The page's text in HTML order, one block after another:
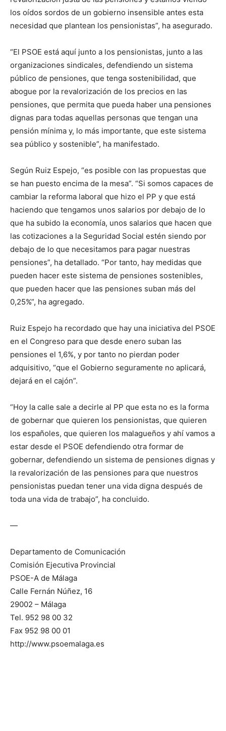
los oídos sordos de un gobierno insensible antes esta
necesidad que plantean los pensionistas”, ha asegurado.
“El PSOE está aquí junto a los pensionistas, junto a las
organizaciones sindicales, defendiendo un sistema
público de pensiones, que tenga sostenibilidad, que
abogue por la revalorización de los precios en las
pensiones, que permita que pueda haber una pensiones
dignas para todas aquellas personas que tengan una
pensión mínima y, lo más importante, que este sistema
sea público y sostenible”, ha manifestado.
Según Ruiz Espejo, “es posible con las propuestas que
se han puesto encima de la mesa”. “Si somos capaces de
cambiar la reforma laboral que hizo el PP y que está
haciendo que tengamos unos salarios por debajo de lo
que ha subido la economía, unos salarios que hacen que
las cotizaciones a la Seguridad Social estén siendo por
debajo de lo que necesitamos para pagar nuestras
pensiones”, ha detallado. “Por tanto, hay medidas que
pueden hacer este sistema de pensiones sostenibles,
que pueden hacer que las pensiones suban más del
0,25%”, ha agregado.
Ruiz Espejo ha recordado que hay una iniciativa del PSOE
en el Congreso para que desde enero suban las
pensiones el 1,6%, y por tanto no pierdan poder
adquisitivo, “que el Gobierno seguramente no aplicará,
dejará en el cajón”.
“Hoy la calle sale a decirle al PP que esta no es la forma
de gobernar que quieren los pensionistas, que quieren
los españoles, que quieren los malagueños y ahí vamos a
estar desde el PSOE defendiendo otra formar de
gobernar, defendiendo un sistema de pensiones dignas y
la revalorización de las pensiones para que nuestros
pensionistas puedan tener una vida digna después de
toda una vida de trabajo”, ha concluido.
—
Departamento de Comunicación
Comisión Ejecutiva Provincial
PSOE-A de Málaga
Calle Fernán Núñez, 16
29002 – Málaga
Tel. 952 98 00 32
Fax 952 98 00 01
http://www.psoemalaga.es